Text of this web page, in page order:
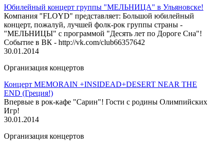
Юбилейный концерт группы "МЕЛЬНИЦА" в Ульяновске!
Компания "FLOYD" представляет: Большой юбилейный
концерт, пожалуй, лучшей фолк-рок группы страны -
"МЕЛЬНИЦЫ" с программой "Десять лет по Дороге Сна"!
Событие в ВК - http://vk.com/club66357642
30.01.2014
Организация концертов
Концерт MEMORAIN +INSIDEAD+DESERT NEAR THE
END (Греция!)
Впервые в рок-кафе "Сарин"! Гости с родины Олимпийских
Игр!
30.01.2014
Организация концертов